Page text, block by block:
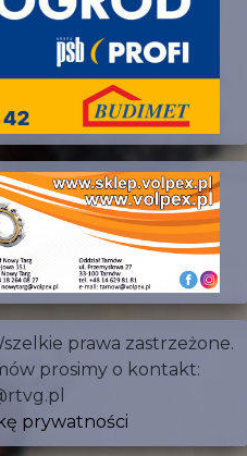
prawa zastrzeżone.
prosimy o kontakt:
prywatności